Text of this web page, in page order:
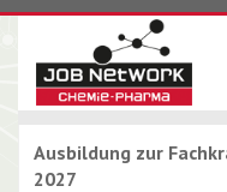
Ausbildung zur
2027